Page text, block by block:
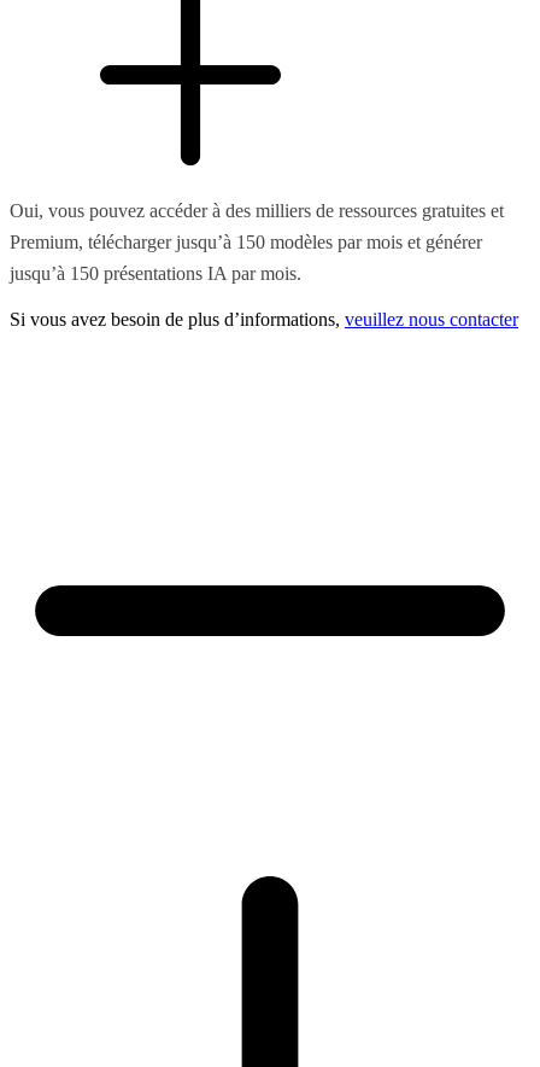
Oui, vous pouvez accéder à des milliers de ressources gratuites et
Premium, télécharger jusqu’à 150 modèles par mois et générer
jusqu’à 150 présentations IA par mois.
Si vous avez besoin de plus d’informations, veuillez nous contacter